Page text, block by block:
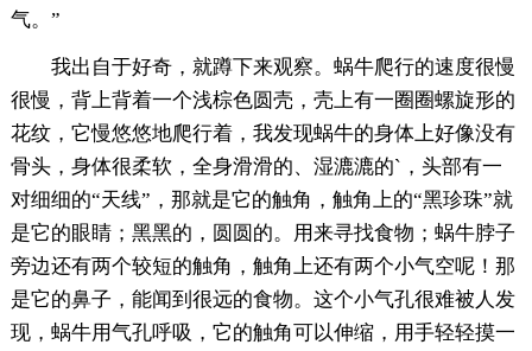
气。”
我出自于好奇，就蹲下来观察。蜗牛爬行的速度很慢
很慢，背上背着一个浅棕色圆壳，壳上有一圈圈螺旋形的
花纹，它慢悠悠地爬行着，我发现蜗牛的身体上好像没有
骨头，身体很柔软，全身滑滑的、湿漉漉的`，头部有一
对细细的“天线”，那就是它的触角，触角上的“黑珍珠”就
是它的眼睛；黑黑的，圆圆的。用来寻找食物；蜗牛脖子
旁边还有两个较短的触角，触角上还有两个小气空呢！那
是它的鼻子，能闻到很远的食物。这个小气孔很难被人发
现，蜗牛用气孔呼吸，它的触角可以伸缩，用手轻轻摸一